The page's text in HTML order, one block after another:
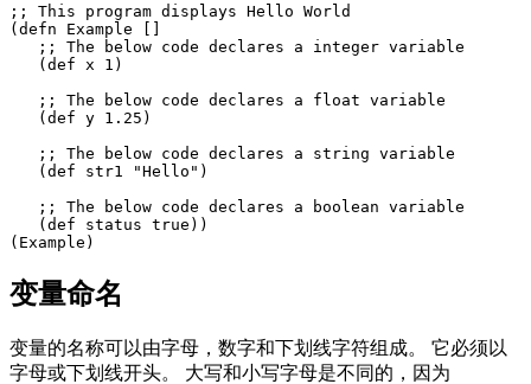
;; This program displays Hello World
(defn Example []
   ;; The below code declares a integer variable
   (def x 1)
   ;; The below code declares a float variable
   (def y 1.25)
   ;; The below code declares a string variable
   (def str1 "Hello")
   ;; The below code declares a boolean variable
   (def status true))
变量命名
变量的名称可以由字母，数字和下划线字符组成。 它必须以
字母或下划线开头。 大写和小写字母是不同的，因为